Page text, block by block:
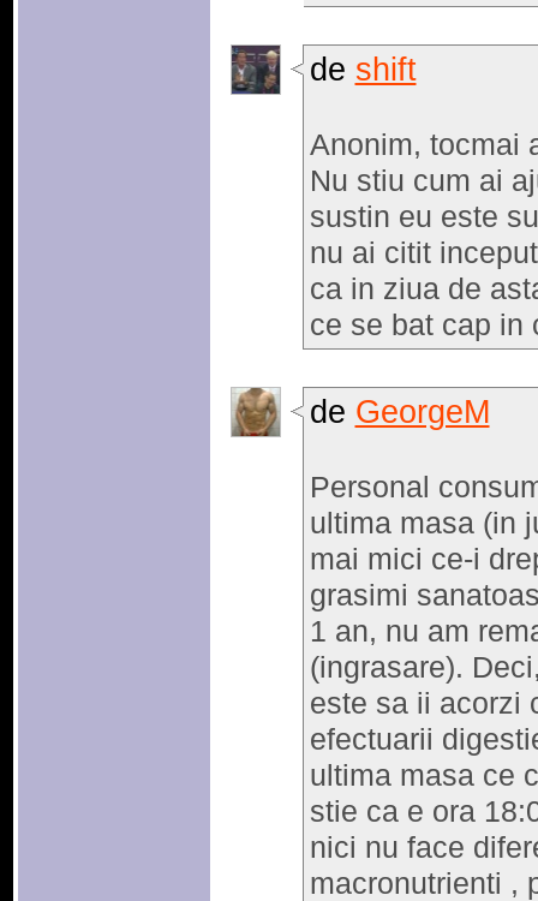
de shift
Anonim, tocmai
Nu stiu cum ai
sustin eu este
nu ai citit
ca in ziua de
ce se bat cap in
de GeorgeM
Personal
ultima masa (in
mai mici ce-i
grasimi
1 an, nu am
(ingrasare).
este sa ii acorzi
efectuarii
ultima masa ce
stie ca e ora
nici nu face
macronutrienti ,